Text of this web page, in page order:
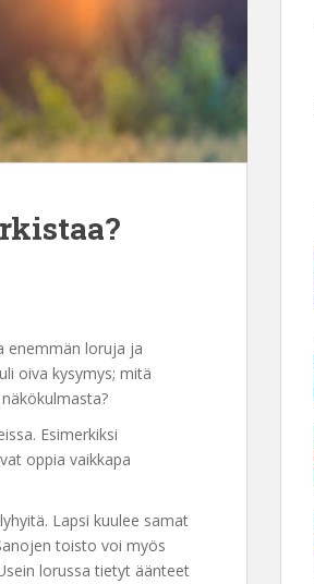
enemmän loruja ja
oiva kysymys; mitä
Esimerkiksi
oppia vaikkapa
Lapsi kuulee samat
toisto voi myös
lorussa tietyt äänteet